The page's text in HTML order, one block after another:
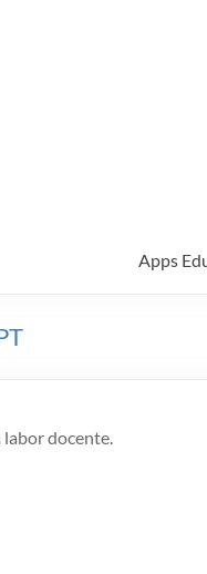
Apps
docente.